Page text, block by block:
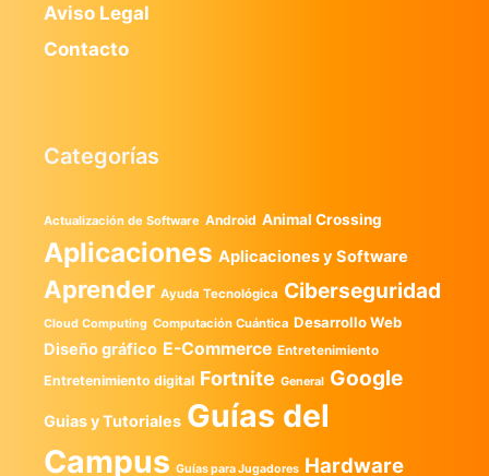
Aviso Legal
Contacto
Categorías
Actualización de Software Android Animal Crossing
Aplicaciones Aplicaciones y Software
Aprender Ayuda Tecnológica Ciberseguridad
Cloud Computing Computación Cuántica Desarrollo Web
Diseño gráfico E-Commerce Entretenimiento
Entretenimiento digital Fortnite General Google
Guias y Tutoriales Guías del
Campus Guías para Jugadores Hardware